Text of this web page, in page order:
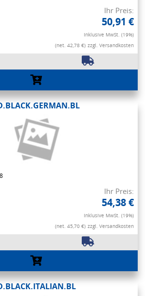
Ihr Preis:
50,91 €
Inklusive MwSt. (19%)
(net. 42,78 €) zzgl. Versandkosten
Ihr Preis:
54,38 €
Inklusive MwSt. (19%)
(net. 45,70 €) zzgl. Versandkosten